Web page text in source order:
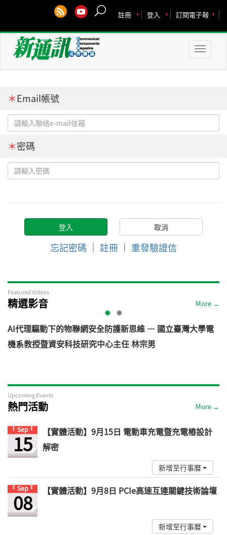
訂閱電子報
登入
註冊
Toggle
＊Email帳號
＊密碼
忘記密碼 ｜ 註冊 ｜ 重發驗證信
Featured Videos
精選影音 More →
AI代理驅動下的物聯網安全防護新思維 — 國立臺灣大學電
機系教授暨資安科技研究中心主任 林宗男
Upcoming Events
熱門活動 More →
Sep
15
【實體活動】9月15日 電動車充電暨充電樁設計
解密
新增至行事曆
Sep
08 【實體活動】9月8日 PCIe高速互連關鍵技術論壇
新增至行事曆